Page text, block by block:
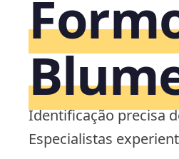
Identificação precisa
Especialistas